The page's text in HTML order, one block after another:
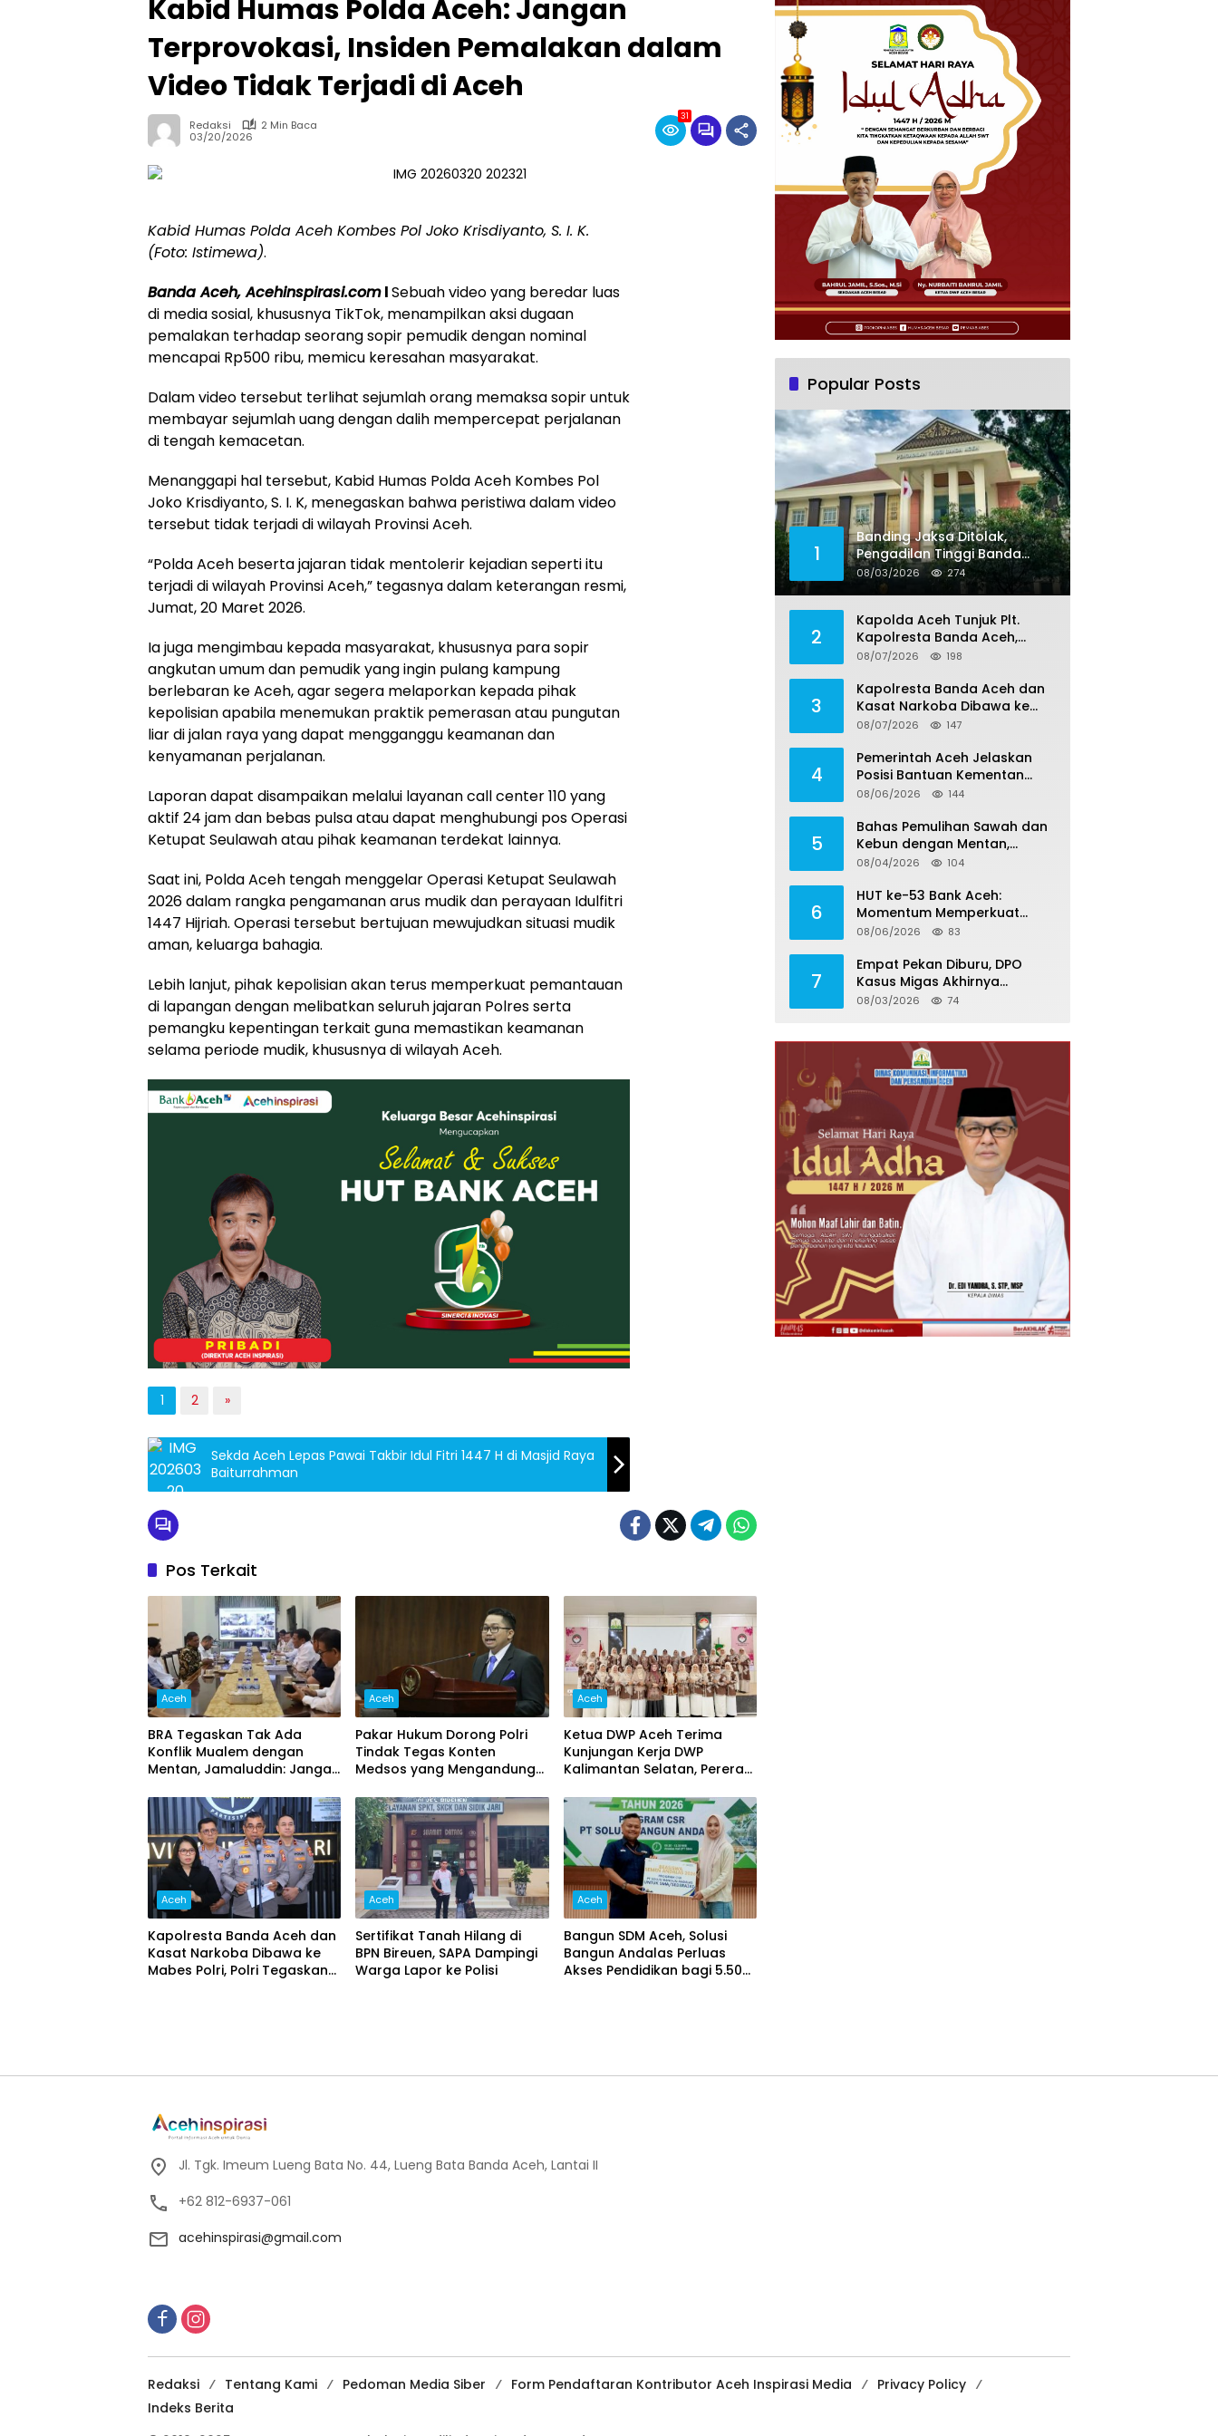
Kabid Humas Polda Aceh: Jangan
Terprovokasi, Insiden Pemalakan dalam
Video Tidak Terjadi di Aceh
Redaksi
2 Min Baca
03/20/2026
31
Kabid Humas Polda Aceh Kombes Pol Joko Krisdiyanto, S. I. K.
(Foto: Istimewa).
Banda Aceh, Acehinspirasi.comlSebuah video yang beredar luas
di media sosial, khususnya TikTok, menampilkan aksi dugaan
pemalakan terhadap seorang sopir pemudik dengan nominal
mencapai Rp500 ribu, memicu keresahan masyarakat.
Dalam video tersebut terlihat sejumlah orang memaksa sopir untuk
membayar sejumlah uang dengan dalih mempercepat perjalanan
di tengah kemacetan.
Menanggapi hal tersebut, Kabid Humas Polda Aceh Kombes Pol
Joko Krisdiyanto, S. I. K, menegaskan bahwa peristiwa dalam video
tersebut tidak terjadi di wilayah Provinsi Aceh.
“Polda Aceh beserta jajaran tidak mentolerir kejadian seperti itu
terjadi di wilayah Provinsi Aceh,” tegasnya dalam keterangan resmi,
Jumat, 20 Maret 2026.
Ia juga mengimbau kepada masyarakat, khususnya para sopir
angkutan umum dan pemudik yang ingin pulang kampung
berlebaran ke Aceh, agar segera melaporkan kepada pihak
kepolisian apabila menemukan praktik pemerasan atau pungutan
liar di jalan raya yang dapat mengganggu keamanan dan
kenyamanan perjalanan.
Laporan dapat disampaikan melalui layanan call center 110 yang
aktif 24 jam dan bebas pulsa atau dapat menghubungi pos Operasi
Ketupat Seulawah atau pihak keamanan terdekat lainnya.
Saat ini, Polda Aceh tengah menggelar Operasi Ketupat Seulawah
2026 dalam rangka pengamanan arus mudik dan perayaan Idulfitri
1447 Hijriah. Operasi tersebut bertujuan mewujudkan situasi mudik
aman, keluarga bahagia.
Lebih lanjut, pihak kepolisian akan terus memperkuat pemantauan
di lapangan dengan melibatkan seluruh jajaran Polres serta
pemangku kepentingan terkait guna memastikan keamanan
selama periode mudik, khususnya di wilayah Aceh.
1 2 »
Sekda Aceh Lepas Pawai Takbir Idul Fitri 1447 H di Masjid Raya
Baiturrahman
Pos Terkait
Aceh
BRA Tegaskan Tak Ada
Konflik Mualem dengan
Mentan, Jamaluddin: Jangan
Aceh
Pakar Hukum Dorong Polri
Tindak Tegas Konten
Medsos yang Mengandung
Aceh
Ketua DWP Aceh Terima
Kunjungan Kerja DWP
Kalimantan Selatan, Pererat
Aceh
Kapolresta Banda Aceh dan
Kasat Narkoba Dibawa ke
Mabes Polri, Polri Tegaskan
Aceh
Sertifikat Tanah Hilang di
BPN Bireuen, SAPA Dampingi
Warga Lapor ke Polisi
Aceh
Bangun SDM Aceh, Solusi
Bangun Andalas Perluas
Akses Pendidikan bagi 5.500
Popular Posts
1
Banding Jaksa Ditolak,
Pengadilan Tinggi Banda
Aceh Tegaskan Putusan
Bebas Dua Terdakwa Korupsi
08/03/2026 274
2
Kapolda Aceh Tunjuk Plt.
Kapolresta Banda Aceh,
Kapolresta Definitif Jalani
08/07/2026 198
3
Kapolresta Banda Aceh dan
Kasat Narkoba Dibawa ke
Mabes Polri, Polri Tegaskan
dan Transparan
08/07/2026 147
4
Pemerintah Aceh Jelaskan
Posisi Bantuan Kementan
untuk Pemulihan Sawah dan
08/06/2026 144
5
Bahas Pemulihan Sawah dan
Kebun dengan Mentan,
Gubernur Mualem: Kami
08/04/2026 104
6
HUT ke-53 Bank Aceh:
Momentum Memperkuat
Amanah, Menumbuhkan
08/06/2026 83
7
Empat Pekan Diburu, DPO
Kasus Migas Akhirnya
Menyerahkan Diri ke Kejari
08/03/2026 74
Jl. Tgk. Imeum Lueng Bata No. 44, Lueng Bata Banda Aceh, Lantai II
+62 812-6937-061
acehinspirasi@gmail.com
Redaksi Tentang Kami Pedoman Media Siber Form Pendaftaran Kontributor Aceh Inspirasi Media
Privacy Policy
Indeks Berita